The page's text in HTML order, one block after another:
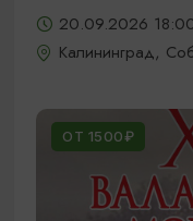
20.09.2026
Калининград,
ОТ 1500₽